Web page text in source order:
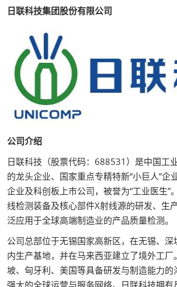
日联科技集团股份有限公司
公司介绍
日联科技（股票代码：688531）是中国工
的龙头企业、国家重点专精特新“小巨人”企
企业及科创板上市公司，被誉为“工业医生”
线检测装备及核心部件X射线源的研发、生
泛应用于全球高端制造业的产品质量检测。
公司总部位于无锡国家高新区，在无锡、
内生产基地，并在马来西亚建立了境外工厂
坡、匈牙利、美国等具备研发与制造能力的